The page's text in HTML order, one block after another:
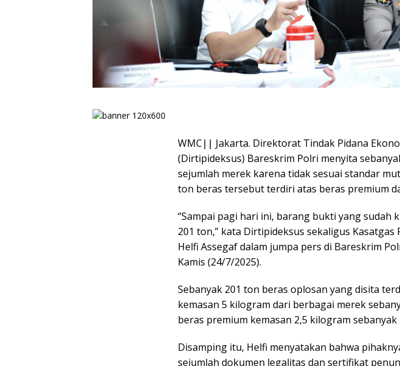
WMC|| Jakarta. Direktorat Tindak Pidana
(Dirtipideksus) Bareskrim Polri menyita
sejumlah merek karena tidak sesuai standar
ton beras tersebut terdiri atas beras premium
“Sampai pagi hari ini, barang bukti yang sudah
201 ton,” kata Dirtipideksus sekaligus Kasatgas
Helfi Assegaf dalam jumpa pers di Bareskrim
Kamis (24/7/2025).
Sebanyak 201 ton beras oplosan yang disita
kemasan 5 kilogram dari berbagai merek
beras premium kemasan 2,5 kilogram sebanyak
Disamping itu, Helfi menyatakan bahwa
sejumlah dokumen legalitas dan sertifikat